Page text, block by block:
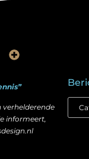
verhelderende
informeert,